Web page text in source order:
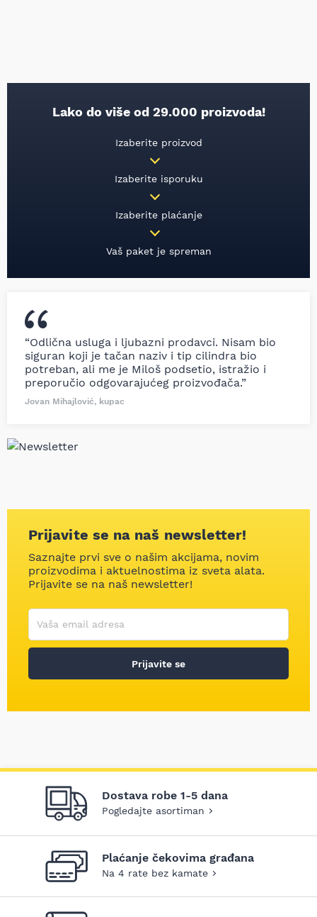
Lako do više od 29.000 proizvoda!
Izaberite proizvod
Izaberite isporuku
Izaberite plaćanje
Vaš paket je spreman
“Odlična usluga i ljubazni prodavci. Nisam bio
siguran koji je tačan naziv i tip cilindra bio
potreban, ali me je Miloš podsetio, istražio i
preporučio odgovarajućeg proizvođača.”
Jovan Mihajlović, kupac
Prijavite se na naš newsletter!
Saznajte prvi sve o našim akcijama, novim
proizvodima i aktuelnostima iz sveta alata.
Prijavite se na naš newsletter!
Korisničko ime
Vaša email adresa
Prijavite se
Dostava robe 1-5 dana
Pogledajte asortiman
Plaćanje čekovima građana
Na 4 rate bez kamate